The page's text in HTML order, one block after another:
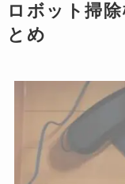
ロボット掃
とめ